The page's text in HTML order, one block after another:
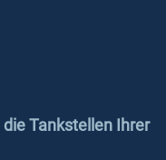
Tankstellen Ihrer